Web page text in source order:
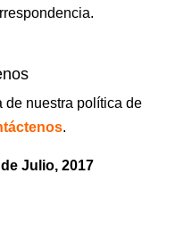
de nuestra política de
.
Julio, 2017